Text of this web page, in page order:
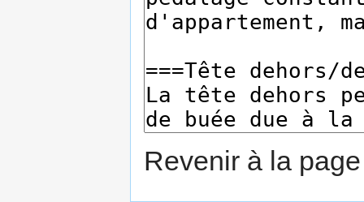
Revenir à la